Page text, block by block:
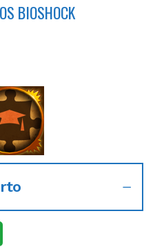
BIOSHOCK